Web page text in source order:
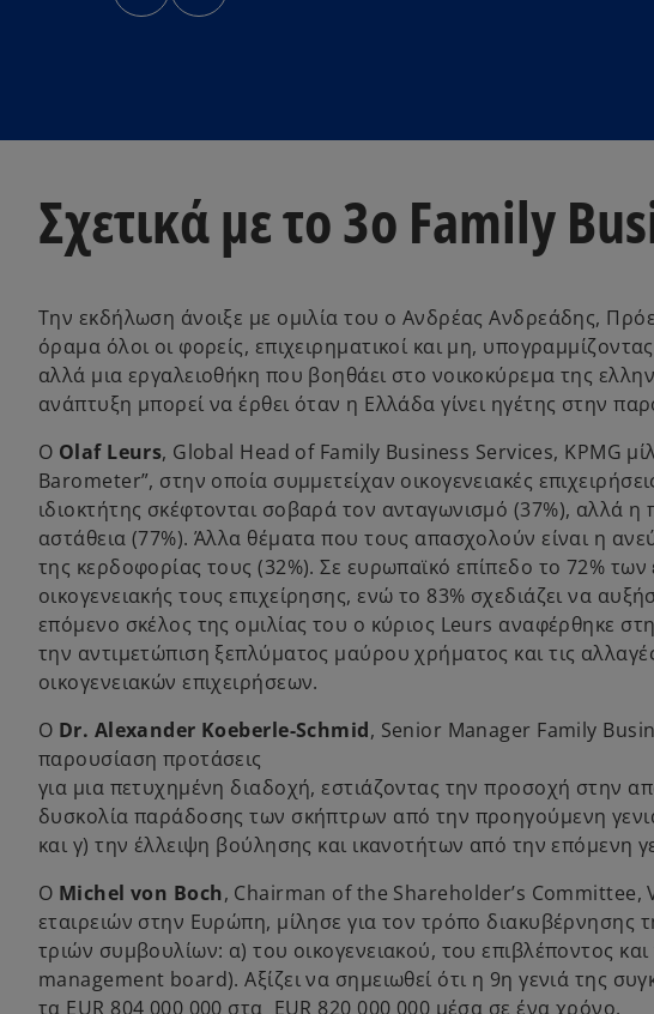
n
a a
Σχετικά με το 3ο Family
Την εκδήλωση άνοιξε με ομιλία του ο Ανδρέας Ανδρεάδης,
όραμα όλοι οι φορείς, επιχειρηματικοί και μη,
αλλά μια εργαλειοθήκη που βοηθάει στο νοικοκύρεμα της
ανάπτυξη μπορεί να έρθει όταν η Ελλάδα γίνει ηγέτης στην
Ο Olaf Leurs, Global Head of Family Business Services, KPMG
Barometer”, στην οποία συμμετείχαν οικογενειακές
ιδιοκτήτης σκέφτονται σοβαρά τον ανταγωνισμό (37%), αλλά
αστάθεια (77%). Άλλα θέματα που τους απασχολούν είναι η
της κερδοφορίας τους (32%). Σε ευρωπαϊκό επίπεδο το 72%
οικογενειακής τους επιχείρησης, ενώ το 83% σχεδιάζει να
επόμενο σκέλος της ομιλίας του ο κύριος Leurs αναφέρθηκε
την αντιμετώπιση ξεπλύματος μαύρου χρήματος και τις
οικογενειακών επιχειρήσεων.
Ο Dr. Alexander Koeberle-Schmid, Senior Manager Family
παρουσίαση προτάσεις
για μια πετυχημένη διαδοχή, εστιάζοντας την προσοχή στην
δυσκολία παράδοσης των σκήπτρων από την προηγούμενη
και γ) την έλλειψη βούλησης και ικανοτήτων από την επόμενη
Ο Michel von Boch, Chairman of the Shareholder’s Committee,
εταιρειών στην Ευρώπη, μίλησε για τον τρόπο διακυβέρνησης
τριών συμβουλίων: α) του οικογενειακού, του επιβλέποντος
management board). Αξίζει να σημειωθεί ότι η 9η γενιά της
τα EUR 804 000 000 στα EUR 820 000 000 μέσα σε ένα χρόνο.